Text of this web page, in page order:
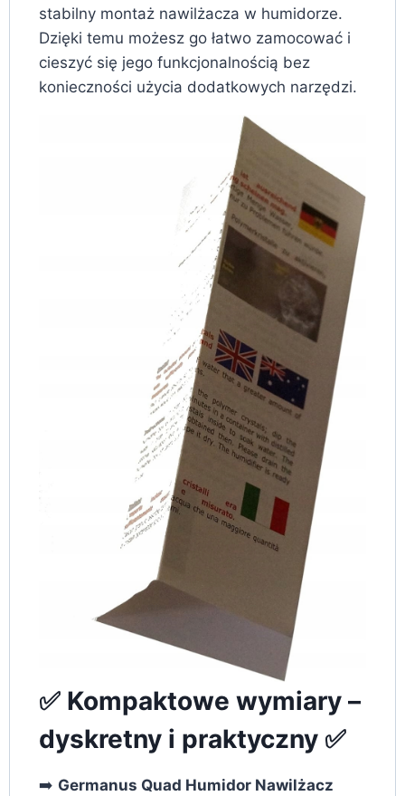
stabilny montaż nawilżacza w humidorze.
Dzięki temu możesz go łatwo zamocować i
cieszyć się jego funkcjonalnością bez
konieczności użycia dodatkowych narzędzi.
✅ Kompaktowe wymiary –
dyskretny i praktyczny ✅
➡️ Germanus Quad Humidor Nawilżacz